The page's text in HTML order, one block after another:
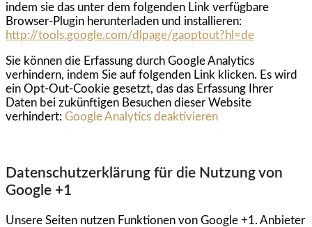
indem sie das unter dem folgenden Link verfügbare
Browser-Plugin herunterladen und installieren:
http://tools.google.com/dlpage/gaoptout?hl=de
Sie können die Erfassung durch Google Analytics
verhindern, indem Sie auf folgenden Link klicken. Es wird
ein Opt-Out-Cookie gesetzt, das das Erfassung Ihrer
Daten bei zukünftigen Besuchen dieser Website
verhindert: Google Analytics deaktivieren
Datenschutzerklärung für die Nutzung von
Google +1
Unsere Seiten nutzen Funktionen von Google +1. Anbieter